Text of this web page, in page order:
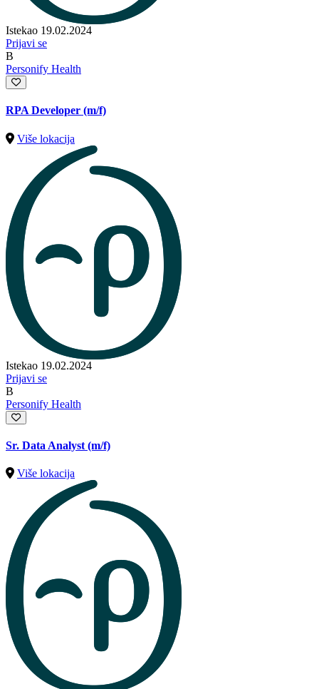
Istekao 19.02.2024
Prijavi se
B
Personify Health
RPA Developer (m/f)
Više lokacija
Istekao 19.02.2024
Prijavi se
B
Personify Health
Sr. Data Analyst (m/f)
Više lokacija